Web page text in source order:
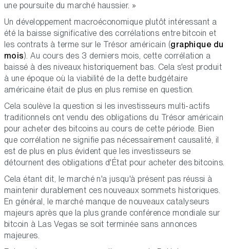
une poursuite du marché haussier. »
Un développement macroéconomique plutôt intéressant a
été la baisse significative des corrélations entre bitcoin et
les contrats à terme sur le Trésor américain (graphique du
mois). Au cours des 3 derniers mois, cette corrélation a
baissé à des niveaux historiquement bas. Cela s'est produit
à une époque où la viabilité de la dette budgétaire
américaine était de plus en plus remise en question.
Cela soulève la question si les investisseurs multi-actifs
traditionnels ont vendu des obligations du Trésor américain
pour acheter des bitcoins au cours de cette période. Bien
que corrélation ne signifie pas nécessairement causalité, il
est de plus en plus évident que les investisseurs se
détournent des obligations d'État pour acheter des bitcoins.
Cela étant dit, le marché n'a jusqu'à présent pas réussi à
maintenir durablement ces nouveaux sommets historiques.
En général, le marché manque de nouveaux catalyseurs
majeurs après que la plus grande conférence mondiale sur
bitcoin à Las Vegas se soit terminée sans annonces
majeures.